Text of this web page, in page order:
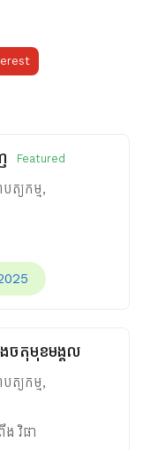
Featured
យកម្ម,
ចតុមុខមង្គល
យកម្ម,
ង វិផា